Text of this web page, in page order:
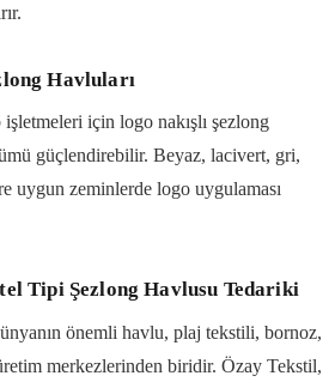
Havluları
için logo nakışlı şezlong
güçlendirebilir. Beyaz, lacivert, gri,
uygun zeminlerde logo uygulaması
Tipi Şezlong Havlusu Tedariki
önemli havlu, plaj tekstili, bornoz,
merkezlerinden biridir. Özay Tekstil,